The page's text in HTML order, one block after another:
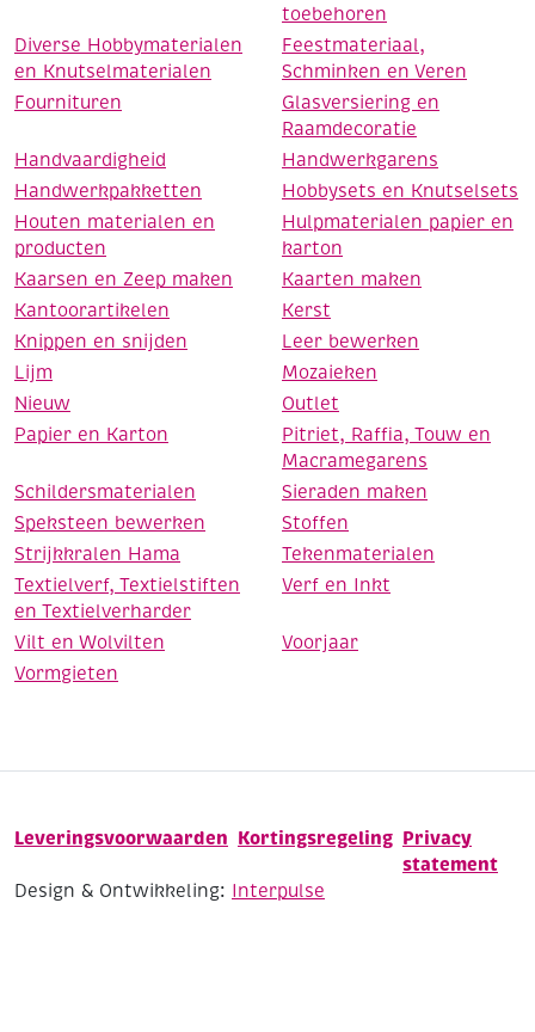
toebehoren
Diverse Hobbymaterialen
en Knutselmaterialen
Feestmateriaal,
Schminken en Veren
Fournituren
Glasversiering en
Raamdecoratie
Handvaardigheid
Handwerkgarens
Handwerkpakketten
Hobbysets en Knutselsets
Houten materialen en
producten
Hulpmaterialen papier en
karton
Kaarsen en Zeep maken
Kaarten maken
Kantoorartikelen
Kerst
Knippen en snijden
Leer bewerken
Lijm
Mozaieken
Nieuw
Outlet
Papier en Karton
Pitriet, Raffia, Touw en
Macramegarens
Schildersmaterialen
Sieraden maken
Speksteen bewerken
Stoffen
Strijkkralen Hama
Tekenmaterialen
Textielverf, Textielstiften
en Textielverharder
Verf en Inkt
Vilt en Wolvilten
Voorjaar
Vormgieten
Leveringsvoorwaarden Kortingsregeling Privacy
statement
Design & Ontwikkeling: Interpulse